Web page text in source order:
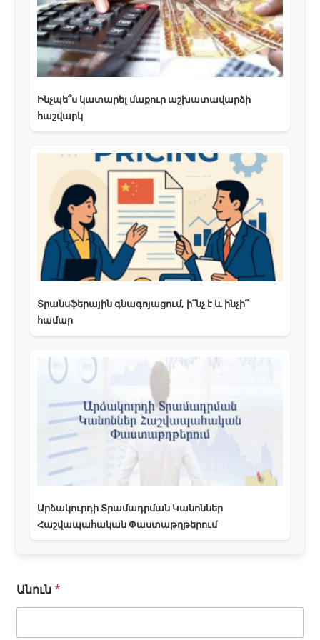
Ինչպե՞ս կատարել մաքուր աշխատավարձի
հաշվարկ
Տրանսֆերային գնագոյացում, ի՞նչ է և ինչի՞
համար
Արձակուրդի Տրամադրման Կանոններ
Հաշվապահական Փաստաթղթերում
*
Անուն*